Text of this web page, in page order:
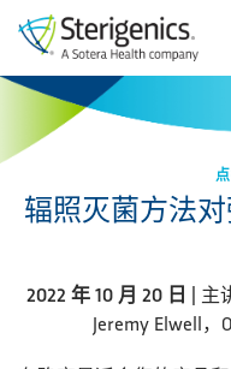
辐照灭菌方法
2022 年 10 月 20 日 | 主
Jeremy Elwell，